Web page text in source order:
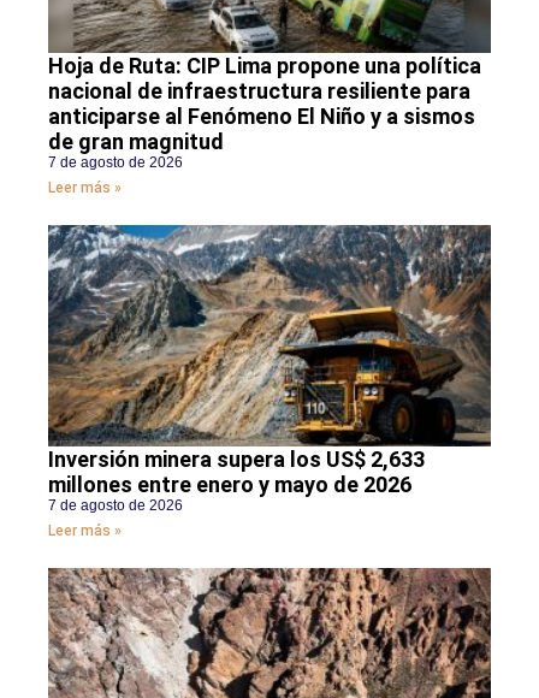
Hoja de Ruta: CIP Lima propone una política
nacional de infraestructura resiliente para
anticiparse al Fenómeno El Niño y a sismos
de gran magnitud
7 de agosto de 2026
Leer más »
Inversión minera supera los US$ 2,633
millones entre enero y mayo de 2026
7 de agosto de 2026
Leer más »